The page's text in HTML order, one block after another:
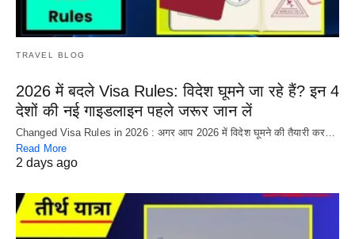
TRAVEL BLOG
2026 में बदले Visa Rules: विदेश घूमने जा रहे हैं? इन 4
देशों की नई गाइडलाइन पहले जरूर जान लें
Changed Visa Rules in 2026 : अगर आप 2026 में विदेश घूमने की तैयारी कर…
Read More
2 days ago